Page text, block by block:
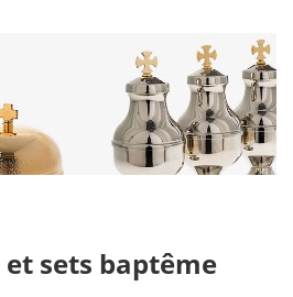
sets baptême